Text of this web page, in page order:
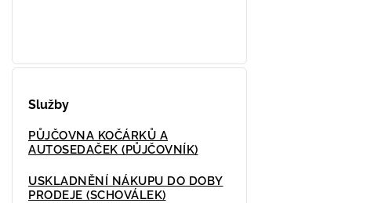
Služby
PŮJČOVNA KOČÁRKŮ A
AUTOSEDAČEK (PŮJČOVNÍK)
USKLADNĚNÍ NÁKUPU DO DOBY
PRODEJE (SCHOVÁLEK)